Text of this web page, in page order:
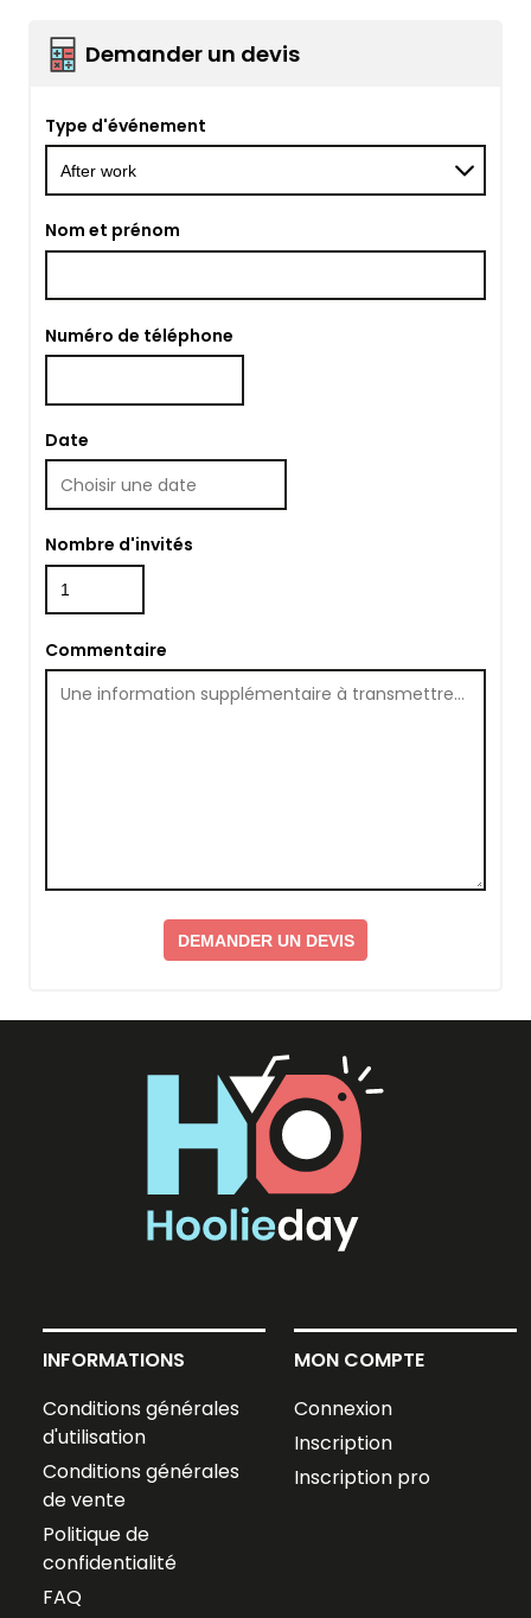
Demander un devis
Type d'événement
Nom et prénom
Numéro de téléphone
Date
Nombre d'invités
Commentaire
DEMANDER UN DEVIS
INFORMATIONS
Conditions générales
d'utilisation
Conditions générales
de vente
Politique de
confidentialité
FAQ
MON COMPTE
Connexion
Inscription
Inscription pro